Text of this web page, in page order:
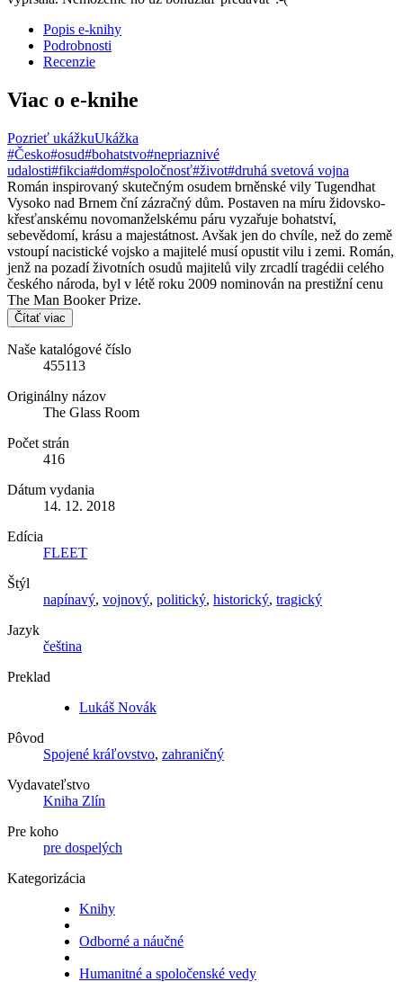
Popis e-knihy
Podrobnosti
Recenzie
Viac o e-knihe
Pozrieť ukážkuUkážka
#Česko#osud#bohatstvo#nepriaznivé
udalosti#fikcia#dom#spoločnosť#život#druhá svetová vojna
Román inspirovaný skutečným osudem brněnské vily Tugendhat
Vysoko nad Brnem ční zázračný dům. Postaven na míru židovsko-
křesťanskému novomanželskému páru vyzařuje bohatství,
sebevědomí, krásu a majestátnost. Avšak jen do chvíle, než do země
vstoupí nacistické vojsko a majitelé musí opustit vilu i zemi. Román,
jenž na pozadí životních osudů majitelů vily zrcadlí tragédii celého
českého národa, byl v létě roku 2009 nominován na prestižní cenu
The Man Booker Prize.
Čítať viac
Naše katalógové číslo
455113
Originálny názov
The Glass Room
Počet strán
416
Dátum vydania
14. 12. 2018
Edícia
FLEET
Štýl
napínavý, vojnový, politický, historický, tragický
Jazyk
čeština
Preklad
Lukáš Novák
Pôvod
Spojené kráľovstvo, zahraničný
Vydavateľstvo
Kniha Zlín
Pre koho
pre dospelých
Kategorizácia
Knihy
Odborné a náučné
Humanitné a spoločenské vedy